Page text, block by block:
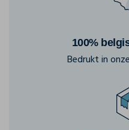
100%
Bedrukt in